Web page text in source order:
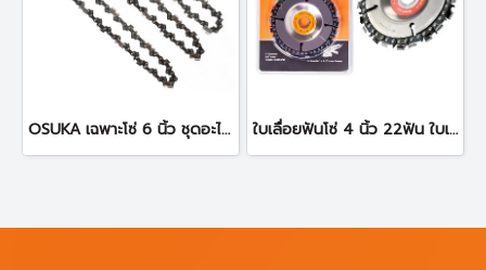
OSUKA เฉพาะโซ่ 6 นิ้ว ชุดอะไหล่โซ่ 1 ชุด 3 เส้น ใบเลื่อยฟันโซ่ 4 นิ้ว 22ฟัน ใบเลื่อยโซ่สำหรับเครื่องเจียร์